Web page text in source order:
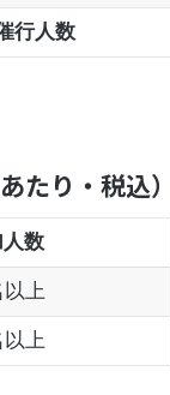
行人数
たり・税込）
数
以上
以上